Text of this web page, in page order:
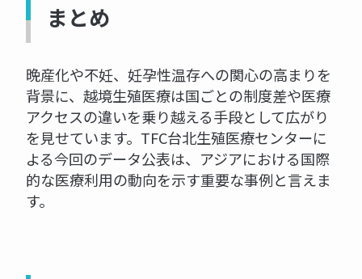
まとめ
晩産化や不妊、妊孕性温存への関心の高まりを
背景に、越境生殖医療は国ごとの制度差や医療
アクセスの違いを乗り越える手段として広がり
を見せています。TFC台北生殖医療センターに
よる今回のデータ公表は、アジアにおける国際
的な医療利用の動向を示す重要な事例と言えま
す。